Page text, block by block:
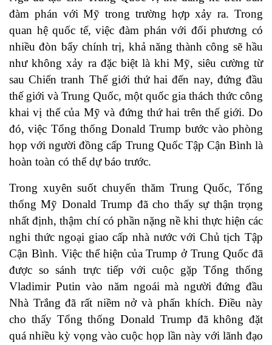
đàm phán với Mỹ trong trường hợp xảy ra. Trong
quan hệ quốc tế, việc đàm phán với đối phương có
nhiều đòn bẩy chính trị, khả năng thành công sẽ hầu
như không xảy ra đặc biệt là khi Mỹ, siêu cường từ
sau Chiến tranh Thế giới thứ hai đến nay, đứng đầu
thế giới và Trung Quốc, một quốc gia thách thức công
khai vị thế của Mỹ và đứng thứ hai trên thế giới. Do
đó, việc Tổng thống Donald Trump bước vào phòng
họp với người đồng cấp Trung Quốc Tập Cận Bình là
hoàn toàn có thể dự báo trước.
Trong xuyên suốt chuyến thăm Trung Quốc, Tổng
thống Mỹ Donald Trump đã cho thấy sự thận trọng
nhất định, thậm chí có phần nặng nề khi thực hiện các
nghi thức ngoại giao cấp nhà nước với Chủ tịch Tập
Cận Bình. Việc thể hiện của Trump ở Trung Quốc đã
được so sánh trực tiếp với cuộc gặp Tổng thống
Vladimir Putin vào năm ngoái mà người đứng đầu
Nhà Trắng đã rất niềm nở và phấn khích. Điều này
cho thấy Tổng thống Donald Trump đã không đặt
quá nhiều kỳ vọng vào cuộc họp lần này với lãnh đạo